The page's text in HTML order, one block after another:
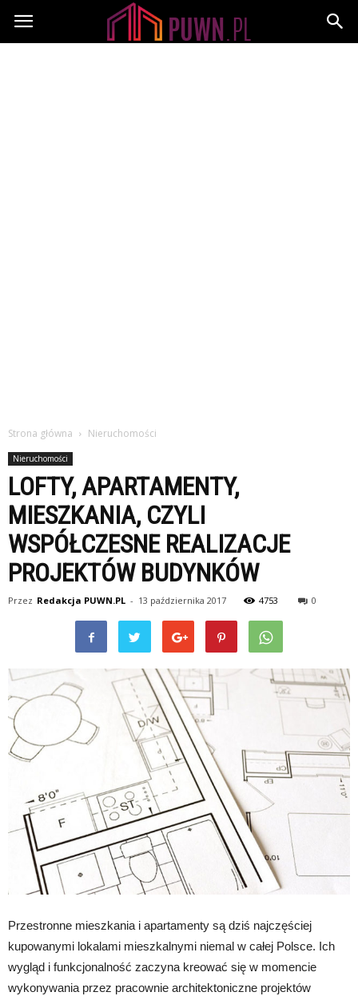
PUWN.pl
Strona główna Nieruchomości
Nieruchomości
LOFTY, APARTAMENTY,
MIESZKANIA, CZYLI
WSPÓŁCZESNE REALIZACJE
PROJEKTÓW BUDYNKÓW
Przez Redakcja PUWN.PL - 13 października 2017 4753 0
Przestronne mieszkania i apartamenty są dziś najczęściej
kupowanymi lokalami mieszkalnymi niemal w całej Polsce. Ich
wygląd i funkcjonalność zaczyna kreować się w momencie
wykonywania przez pracownie architektoniczne projektów